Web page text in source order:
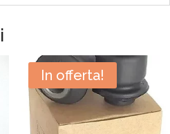
In offerta!